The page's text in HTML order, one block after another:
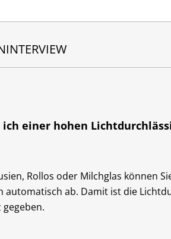
ich einer hohen
Rollos oder Milchglas können
automatisch ab. Damit ist die